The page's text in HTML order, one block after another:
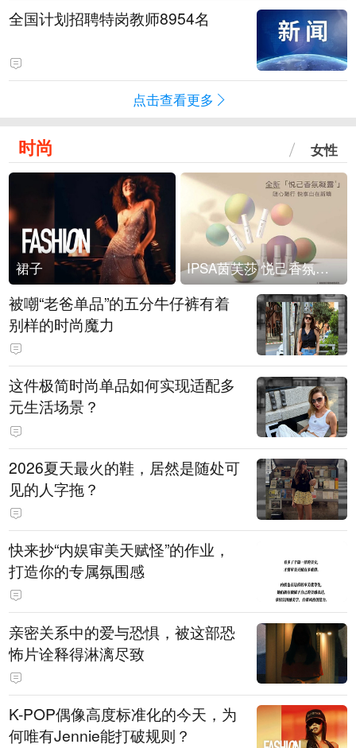
全国计划招聘特岗教师8954名
点击查看更多
时尚 女性
裙子 IPSA茵芙莎 悦己香氛凝露上市
被嘲“老爸单品”的五分牛仔裤有着
别样的时尚魔力
这件极简时尚单品如何实现适配多
元生活场景？
2026夏天最火的鞋，居然是随处可
见的人字拖？
快来抄“内娱审美天赋怪”的作业，
打造你的专属氛围感
亲密关系中的爱与恐惧，被这部恐
怖片诠释得淋漓尽致
K-POP偶像高度标准化的今天，为
何唯有Jennie能打破规则？